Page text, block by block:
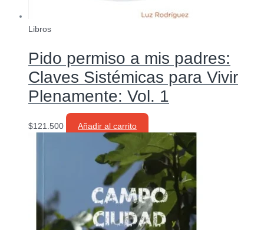
Libros
Pido permiso a mis padres:
Claves Sistémicas para Vivir
Plenamente: Vol. 1
$121.500 Añadir al carrito